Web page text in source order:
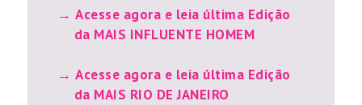
Acesse agora e leia última Edição
da MAIS INFLUENTE HOMEM
Acesse agora e leia última Edição
da MAIS RIO DE JANEIRO